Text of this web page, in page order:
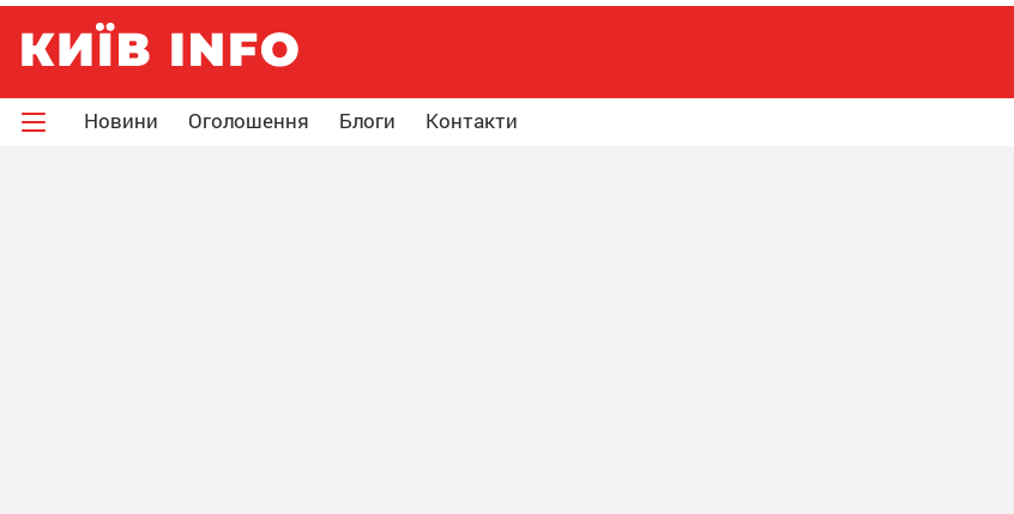
Новини Оголошення Блоги Контакти